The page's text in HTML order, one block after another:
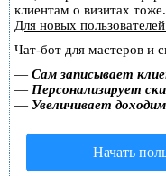
клиентам о визитах
Для новых пользователей
Чат-бот для мастеров и
— Сам записывает
— Персонализирует
— Увеличивает
Начать